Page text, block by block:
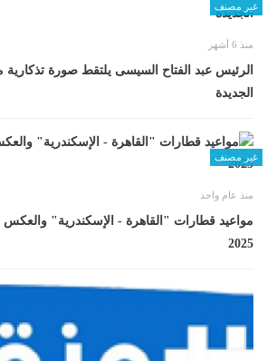
غير مصنف
منذ 6 أشهر
الرئيس عبد الفتاح السيسى يلتقط صورة
الجديدة
غير مصنف
منذ عام واحد
2025